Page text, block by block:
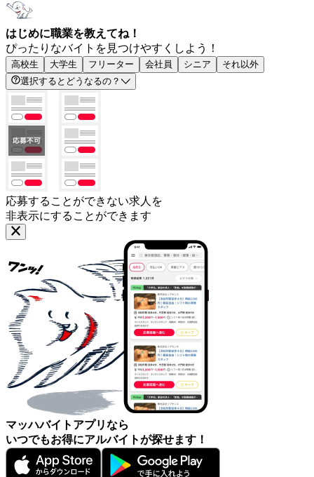
はじめに職業を教えてね！
ぴったりなバイトを見つけやすくしよう！
高校生 大学生 フリーター 会社員 シニア
それ以外
選択するとどうなるの？
応募することができない求人を
非表示にすることができます
マッハバイトアプリなら
いつでもお得にアルバイトが探せます！